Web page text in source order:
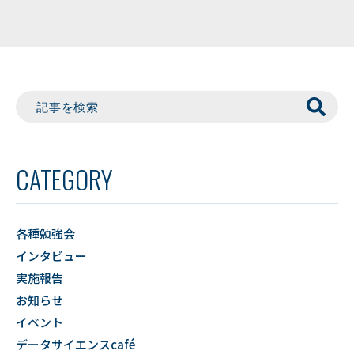
CATEGORY
各種勉強会
インタビュー
実施報告
お知らせ
イベント
データサイエンスcafé